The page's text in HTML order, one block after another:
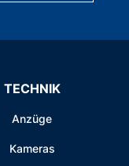
TECHNIK
Anzüge
Kameras